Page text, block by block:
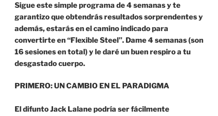
Sigue este simple programa de 4 semanas y te
garantizo que obtendrás resultados sorprendentes y
además, estarás en el camino indicado para
convertirte en “Flexible Steel”. Dame 4 semanas (son
16 sesiones en total) y le daré un buen respiro a tu
desgastado cuerpo.
PRIMERO: UN CAMBIO EN EL PARADIGMA
El difunto Jack Lalane podría ser fácilmente